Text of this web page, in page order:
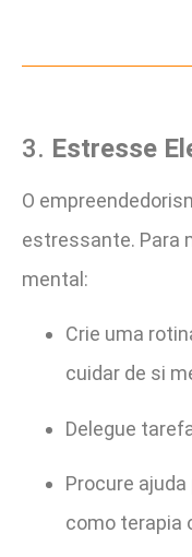
3. Estresse
O
estressante. Para
mental:
Crie uma
cuidar de si
Delegue
Procure
como terapia